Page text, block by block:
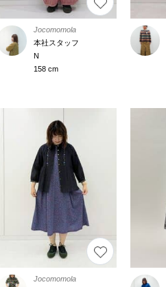
Jocomomola
本社スタッフ
N
158 cm
Jocomomola